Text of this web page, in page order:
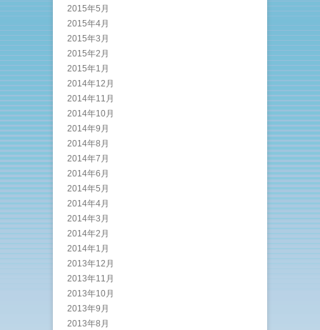
2015年5月
2015年4月
2015年3月
2015年2月
2015年1月
2014年12月
2014年11月
2014年10月
2014年9月
2014年8月
2014年7月
2014年6月
2014年5月
2014年4月
2014年3月
2014年2月
2014年1月
2013年12月
2013年11月
2013年10月
2013年9月
2013年8月